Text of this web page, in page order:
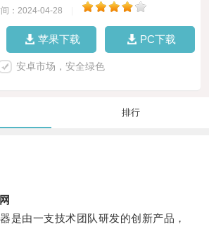
：2024-04-28
苹果下载 PC下载
安卓市场，安全绿色
排行
由一支技术团队研发的创新产品，